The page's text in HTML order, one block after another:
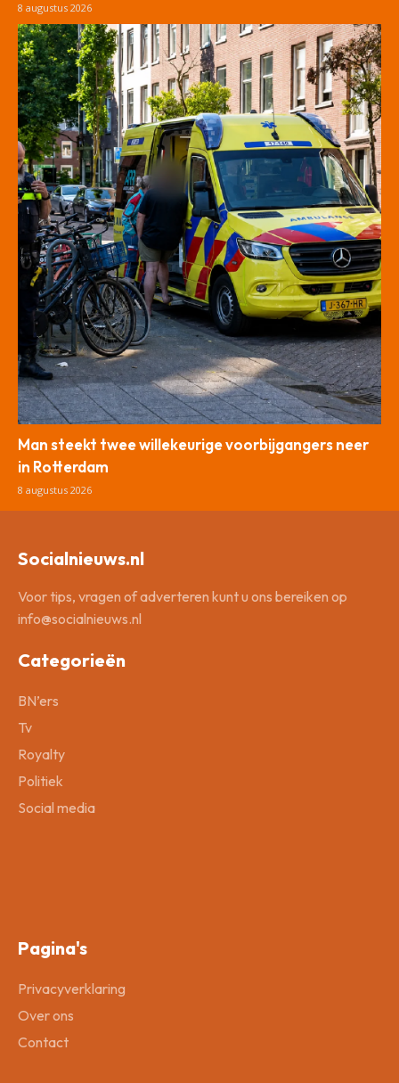
8 augustus 2026
Man steekt twee willekeurige voorbijgangers neer
in Rotterdam
8 augustus 2026
Socialnieuws.nl
Voor tips, vragen of adverteren kunt u ons bereiken op
info@socialnieuws.nl
Categorieën
BN’ers
Tv
Royalty
Politiek
Social media
Pagina's
Privacyverklaring
Over ons
Contact